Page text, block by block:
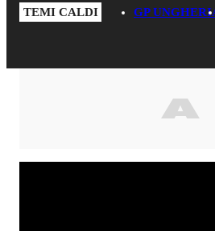
TEMI CALDI GP